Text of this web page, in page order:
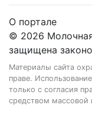
О портале
© 2026
защищена
Материалы сайта
праве.
только с согласия
средством